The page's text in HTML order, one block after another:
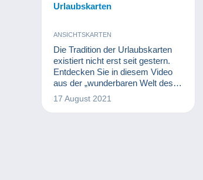
Urlaubskarten
ANSICHTSKARTEN
Die Tradition der Urlaubskarten
existiert nicht erst seit gestern.
Entdecken Sie in diesem Video
aus der „wunderbaren Welt des
Sammelns“, wie Ihre
Lieblingsseebäder früher
17 August 2021